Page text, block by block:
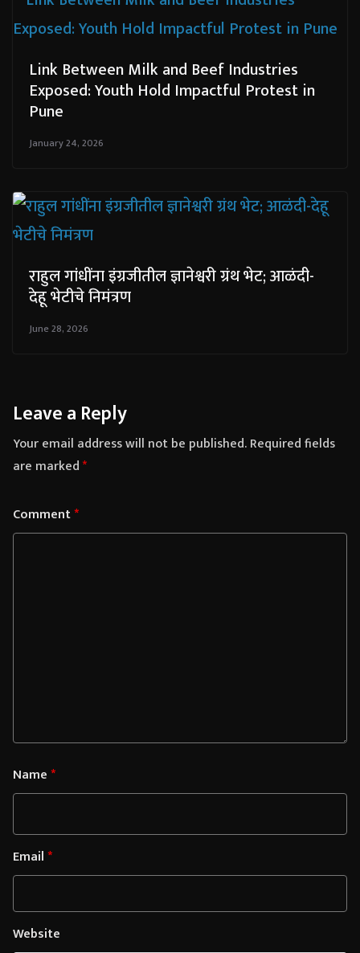
Link Between Milk and Beef Industries
Exposed: Youth Hold Impactful Protest in
Pune
January 24, 2026
राहुल गांधींना इंग्रजीतील ज्ञानेश्वरी ग्रंथ भेट; आळंदी-
देहू भेटीचे निमंत्रण
June 28, 2026
Leave a Reply
Your email address will not be published.Required fields
are marked*
Comment*
Name*
Email*
Website